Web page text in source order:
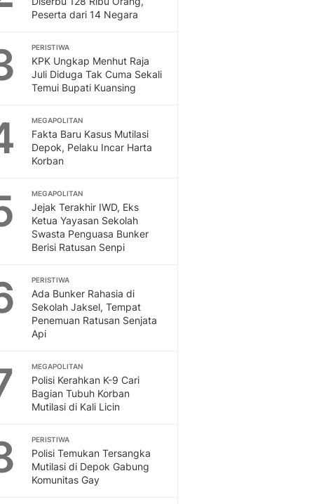
Peserta dari 14 Negara
PERISTIWA
KPK Ungkap Menhut Raja
Juli Diduga Tak Cuma Sekali
Temui Bupati Kuansing
MEGAPOLITAN
Fakta Baru Kasus Mutilasi
Depok, Pelaku Incar Harta
Korban
MEGAPOLITAN
Jejak Terakhir IWD, Eks
Ketua Yayasan Sekolah
Swasta Penguasa Bunker
Berisi Ratusan Senpi
PERISTIWA
Ada Bunker Rahasia di
Sekolah Jaksel, Tempat
Penemuan Ratusan Senjata
Api
MEGAPOLITAN
Polisi Kerahkan K-9 Cari
Bagian Tubuh Korban
Mutilasi di Kali Licin
PERISTIWA
Polisi Temukan Tersangka
Mutilasi di Depok Gabung
Komunitas Gay